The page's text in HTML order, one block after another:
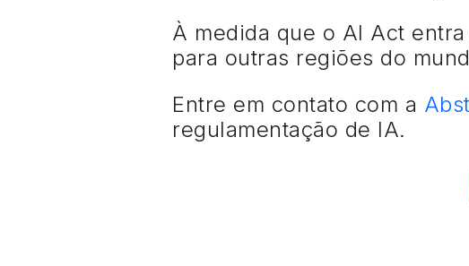
À medida que o AI Act
para outras regiões do
Entre em contato com a
regulamentação de IA.